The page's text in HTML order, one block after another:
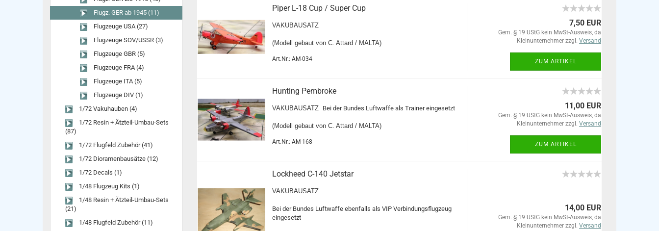
Piper L-18 Cup / Super Cup
VAKUBAUSATZ
(Modell gebaut von C. Attard / MALTA)
Art.Nr.: AM-034
7,50 EUR
Gem. § 19 UStG kein MwSt-Ausweis, da
Kleinunternehmer zzgl. Versand
ZUM ARTIKEL
Hunting Pembroke
VAKUBAUSATZ Bei der Bundes Luftwaffe als Trainer eingesetzt
(Modell gebaut von C. Attard / MALTA)
Art.Nr.: AM-168
11,00 EUR
Gem. § 19 UStG kein MwSt-Ausweis, da
Kleinunternehmer zzgl. Versand
ZUM ARTIKEL
Lockheed C-140 Jetstar
VAKUBAUSATZ
Bei der Bundes Luftwaffe ebenfalls als VIP Verbindungsflugzeug
eingesetzt
14,00 EUR
Gem. § 19 UStG kein MwSt-Ausweis, da
Kleinunternehmer zzgl. Versand
Flugz. GER ab 1945 (11)
Flugzeuge USA (27)
Flugzeuge SOV/USSR (3)
Flugzeuge GBR (5)
Flugzeuge FRA (4)
Flugzeuge ITA (5)
Flugzeuge DIV (1)
1/72 Vakuhauben (4)
1/72 Resin + Ätzteil-Umbau-Sets
(87)
1/72 Flugfeld Zubehör (41)
1/72 Dioramenbausätze (12)
1/72 Decals (1)
1/48 Flugzeug Kits (1)
1/48 Resin + Ätzteil-Umbau-Sets
(21)
1/48 Flugfeld Zubehör (11)